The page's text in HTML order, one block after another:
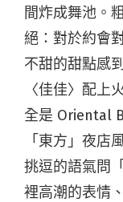
間炸成舞池。
絕：對於約會
不甜的甜點感
〈佳佳〉配上
全是 Oriental
「東方」夜店
挑逗的語氣問
裡高潮的表情